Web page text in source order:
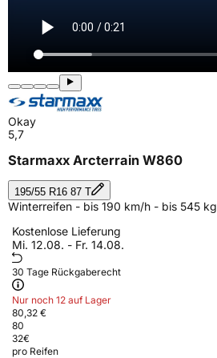
Okay
5,7
Starmaxx Arcterrain W860
195/55 R16 87 T
Winterreifen - bis 190 km/h - bis 545 kg
Kostenlose Lieferung
Mi. 12.08. - Fr. 14.08.
30 Tage Rückgaberecht
Nur noch 12 auf Lager
80,32 €
80
32€
pro Reifen